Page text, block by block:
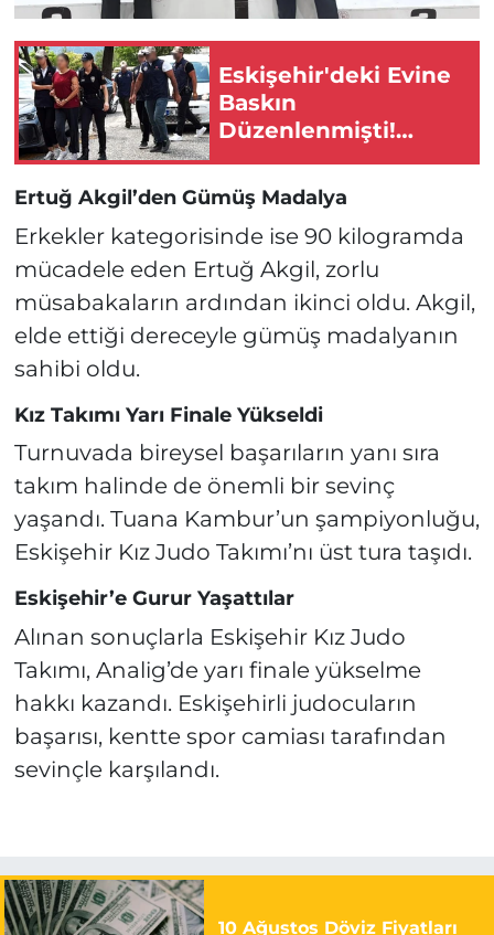
Eskişehir'deki Evine
Baskın
Düzenlenmişti!
Darbeci Hainin
Ablası Adliyeye Sevk
Edildi!
Ertuğ Akgil’den Gümüş Madalya
Erkekler kategorisinde ise 90 kilogramda
mücadele eden Ertuğ Akgil, zorlu
müsabakaların ardından ikinci oldu. Akgil,
elde ettiği dereceyle gümüş madalyanın
sahibi oldu.
Kız Takımı Yarı Finale Yükseldi
Turnuvada bireysel başarıların yanı sıra
takım halinde de önemli bir sevinç
yaşandı. Tuana Kambur’un şampiyonluğu,
Eskişehir Kız Judo Takımı’nı üst tura taşıdı.
Eskişehir’e Gurur Yaşattılar
Alınan sonuçlarla Eskişehir Kız Judo
Takımı, Analig’de yarı finale yükselme
hakkı kazandı. Eskişehirli judocuların
başarısı, kentte spor camiası tarafından
sevinçle karşılandı.
10 Ağustos Döviz Fiyatları